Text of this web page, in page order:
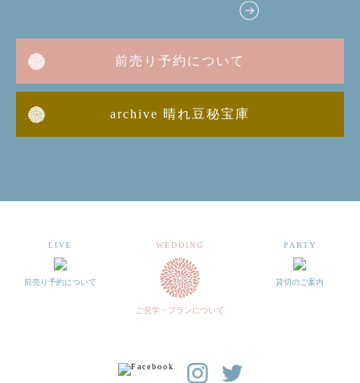
前売り予約について
archive 晴れ豆秘宝庫
LIVE
前売り予約について
WEDDING
ご見学・プランについて
PARTY
貸切のご案内